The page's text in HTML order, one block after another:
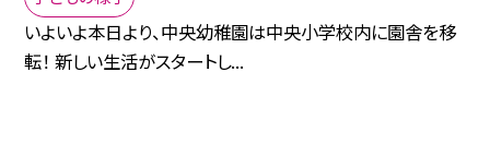
いよいよ本日より、中央幼稚園は中央小学校内に園舎を移
転！ 新しい生活がスタートし...